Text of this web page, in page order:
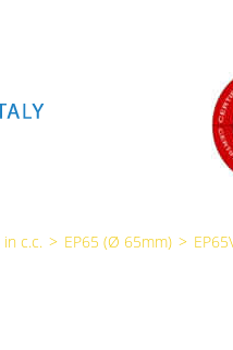
c.c. > EP65 (Ø 65mm) >